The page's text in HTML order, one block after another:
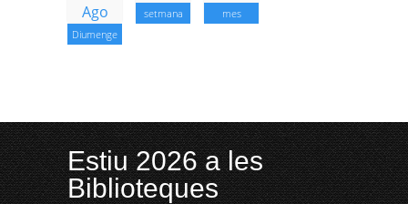
Ago
Diumenge
setmana mes
Estiu 2026 a les
Biblioteques